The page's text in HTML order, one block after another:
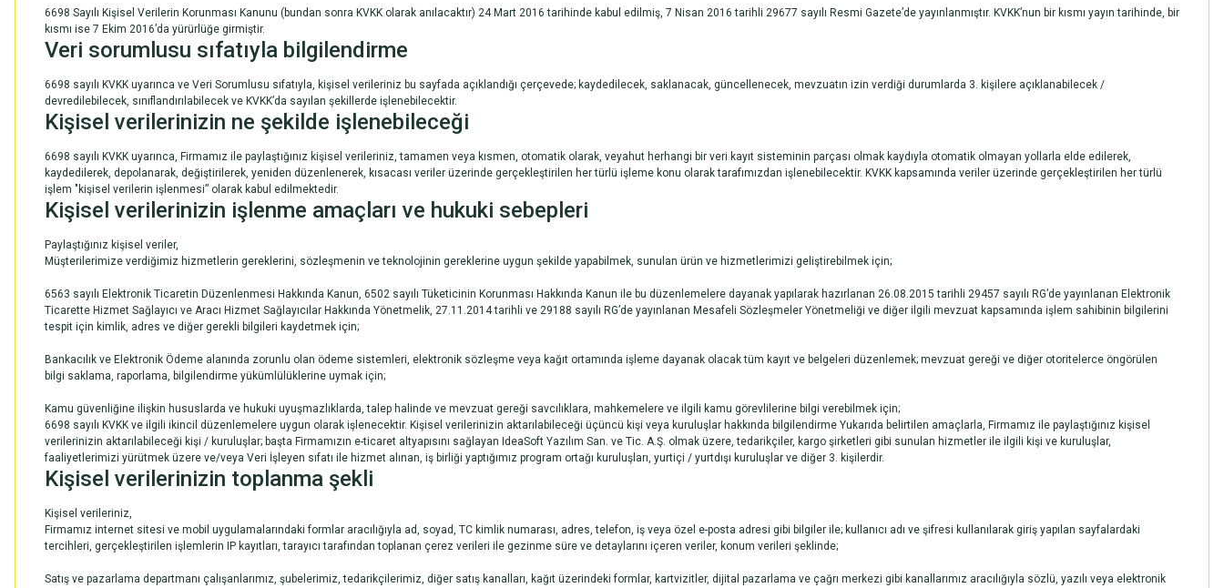
6698 Sayılı Kişisel Verilerin Korunması Kanunu (bundan sonra KVKK olarak anılacaktır) 24 Mart 2016 tarihinde kabul edilmiş, 7 Nisan 2016 tarihli 29677 sayılı Resmi Gazete’de yayınlanmıştır. KVKK’nun bir kısmı yayın tarihinde, bir
kısmı ise 7 Ekim 2016’da yürürlüğe girmiştir.
Veri sorumlusu sıfatıyla bilgilendirme
6698 sayılı KVKK uyarınca ve Veri Sorumlusu sıfatıyla, kişisel verileriniz bu sayfada açıklandığı çerçevede; kaydedilecek, saklanacak, güncellenecek, mevzuatın izin verdiği durumlarda 3. kişilere açıklanabilecek /
devredilebilecek, sınıflandırılabilecek ve KVKK’da sayılan şekillerde işlenebilecektir.
Kişisel verilerinizin ne şekilde işlenebileceği
6698 sayılı KVKK uyarınca, Firmamız ile paylaştığınız kişisel verileriniz, tamamen veya kısmen, otomatik olarak, veyahut herhangi bir veri kayıt sisteminin parçası olmak kaydıyla otomatik olmayan yollarla elde edilerek,
kaydedilerek, depolanarak, değiştirilerek, yeniden düzenlenerek, kısacası veriler üzerinde gerçekleştirilen her türlü işleme konu olarak tarafımızdan işlenebilecektir. KVKK kapsamında veriler üzerinde gerçekleştirilen her türlü
işlem "kişisel verilerin işlenmesi” olarak kabul edilmektedir.
Kişisel verilerinizin işlenme amaçları ve hukuki sebepleri
Paylaştığınız kişisel veriler,
Müşterilerimize verdiğimiz hizmetlerin gereklerini, sözleşmenin ve teknolojinin gereklerine uygun şekilde yapabilmek, sunulan ürün ve hizmetlerimizi geliştirebilmek için;
6563 sayılı Elektronik Ticaretin Düzenlenmesi Hakkında Kanun, 6502 sayılı Tüketicinin Korunması Hakkında Kanun ile bu düzenlemelere dayanak yapılarak hazırlanan 26.08.2015 tarihli 29457 sayılı RG’de yayınlanan Elektronik
Ticarette Hizmet Sağlayıcı ve Aracı Hizmet Sağlayıcılar Hakkında Yönetmelik, 27.11.2014 tarihli ve 29188 sayılı RG’de yayınlanan Mesafeli Sözleşmeler Yönetmeliği ve diğer ilgili mevzuat kapsamında işlem sahibinin bilgilerini
tespit için kimlik, adres ve diğer gerekli bilgileri kaydetmek için;
Bankacılık ve Elektronik Ödeme alanında zorunlu olan ödeme sistemleri, elektronik sözleşme veya kağıt ortamında işleme dayanak olacak tüm kayıt ve belgeleri düzenlemek; mevzuat gereği ve diğer otoritelerce öngörülen
bilgi saklama, raporlama, bilgilendirme yükümlülüklerine uymak için;
Kamu güvenliğine ilişkin hususlarda ve hukuki uyuşmazlıklarda, talep halinde ve mevzuat gereği savcılıklara, mahkemelere ve ilgili kamu görevlilerine bilgi verebilmek için;
6698 sayılı KVKK ve ilgili ikincil düzenlemelere uygun olarak işlenecektir. Kişisel verilerinizin aktarılabileceği üçüncü kişi veya kuruluşlar hakkında bilgilendirme Yukarıda belirtilen amaçlarla, Firmamız ile paylaştığınız kişisel
verilerinizin aktarılabileceği kişi / kuruluşlar; başta Firmamızın e-ticaret altyapısını sağlayan IdeaSoft Yazılım San. ve Tic. A.Ş. olmak üzere, tedarikçiler, kargo şirketleri gibi sunulan hizmetler ile ilgili kişi ve kuruluşlar,
faaliyetlerimizi yürütmek üzere ve/veya Veri İşleyen sıfatı ile hizmet alınan, iş birliği yaptığımız program ortağı kuruluşları, yurtiçi / yurtdışı kuruluşlar ve diğer 3. kişilerdir.
Kişisel verilerinizin toplanma şekli
Kişisel verileriniz,
Firmamız internet sitesi ve mobil uygulamalarındaki formlar aracılığıyla ad, soyad, TC kimlik numarası, adres, telefon, iş veya özel e-posta adresi gibi bilgiler ile; kullanıcı adı ve şifresi kullanılarak giriş yapılan sayfalardaki
tercihleri, gerçekleştirilen işlemlerin IP kayıtları, tarayıcı tarafından toplanan çerez verileri ile gezinme süre ve detaylarını içeren veriler, konum verileri şeklinde;
Satış ve pazarlama departmanı çalışanlarımız, şubelerimiz, tedarikçilerimiz, diğer satış kanalları, kağıt üzerindeki formlar, kartvizitler, dijital pazarlama ve çağrı merkezi gibi kanallarımız aracılığıyla sözlü, yazılı veya elektronik